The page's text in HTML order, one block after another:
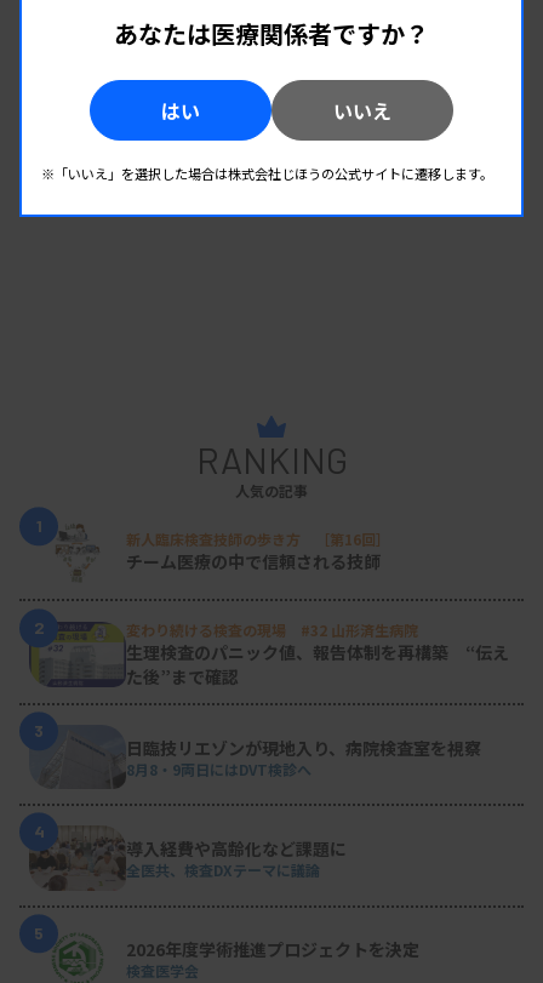
向も報告
週刊 感染症サーベイランスレポート #2026年第29週
RANKING
人気の記事
1
新人臨床検査技師の歩き方 ［第16回］
チーム医療の中で信頼される技師
2 変わり続ける検査の現場 #32 山形済生病院
生理検査のパニック値、報告体制を再構築 “伝え
た後”まで確認
3
日臨技リエゾンが現地入り、病院検査室を視察
8月8・9両日にはDVT検診へ
4
導入経費や高齢化など課題に
全医共、検査DXテーマに議論
5
2026年度学術推進プロジェクトを決定
検査医学会
あなたは医療関係者ですか？
はい いいえ
※「いいえ」を選択した場合は株式会社じほうの公式サイトに遷移します。